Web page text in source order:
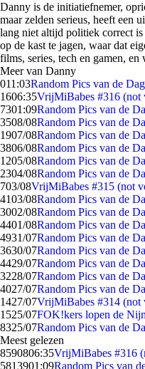
Danny is de initiatiefnemer,
maar zelden serieus, heeft een
lang niet altijd politiek correct is
op de kast te jagen, waar dat
films, series, tech en gamen,
Meer van Danny
011:03Random Pics van de
1606:35VrijMiBabes #316 (not
7301:09Random Pics van de
3508/08Random Pics van de
1907/08Random Pics van de
3806/08Random Pics van de
1205/08Random Pics van de
2304/08Random Pics van de
703/08VrijMiBabes #315 (not
4103/08Random Pics van de
3002/08Random Pics van de
4401/08Random Pics van de
4931/07Random Pics van de
3630/07Random Pics van de
4429/07Random Pics van de
3228/07Random Pics van de
4027/07Random Pics van de
1427/07VrijMiBabes #314 (not
1525/07FOK!kers lopen de
8325/07Random Pics van de
Meest gelezen
8590806:35VrijMiBabes #316
5813901:09Random Pics van